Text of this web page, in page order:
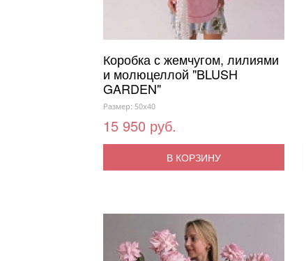
Коробка с жемчугом, лилиями
и молюцеллой "BLUSH
GARDEN"
Размер: 50x40
15 950 руб.
В КОРЗИНУ